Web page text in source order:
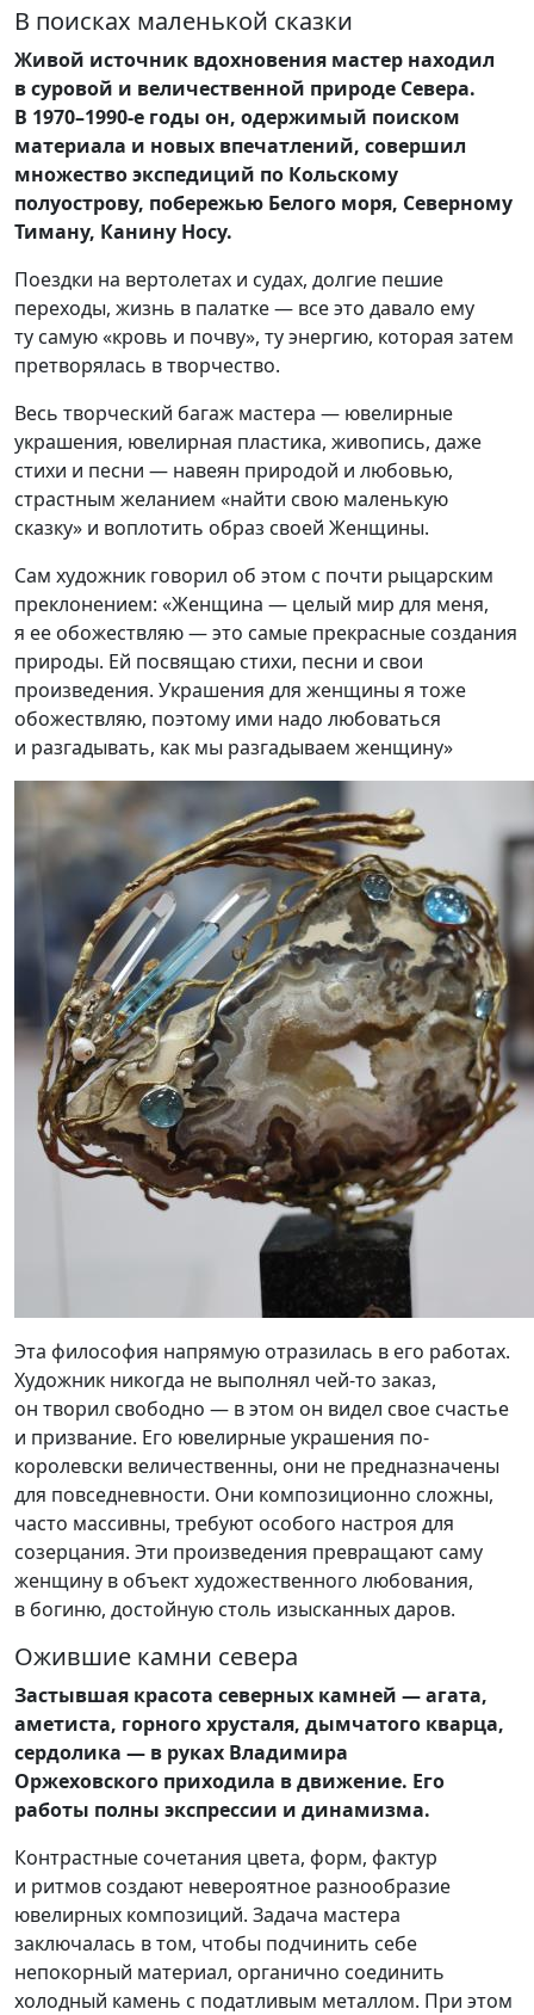
В поисках маленькой сказки
Живой источник вдохновения мастер находил
в суровой и величественной природе Севера.
В 1970–1990-е годы он, одержимый поиском
материала и новых впечатлений, совершил
множество экспедиций по Кольскому
полуострову, побережью Белого моря, Северному
Тиману, Канину Носу.
Поездки на вертолетах и судах, долгие пешие
переходы, жизнь в палатке — все это давало ему
ту самую «кровь и почву», ту энергию, которая затем
претворялась в творчество.
Весь творческий багаж мастера — ювелирные
украшения, ювелирная пластика, живопись, даже
стихи и песни — навеян природой и любовью,
страстным желанием «найти свою маленькую
сказку» и воплотить образ своей Женщины.
Сам художник говорил об этом с почти рыцарским
преклонением: «Женщина — целый мир для меня,
я ее обожествляю — это самые прекрасные создания
природы. Ей посвящаю стихи, песни и свои
произведения. Украшения для женщины я тоже
обожествляю, поэтому ими надо любоваться
и разгадывать, как мы разгадываем женщину»
Эта философия напрямую отразилась в его работах.
Художник никогда не выполнял чей-то заказ,
он творил свободно — в этом он видел свое счастье
и призвание. Его ювелирные украшения по-
королевски величественны, они не предназначены
для повседневности. Они композиционно сложны,
часто массивны, требуют особого настроя для
созерцания. Эти произведения превращают саму
женщину в объект художественного любования,
в богиню, достойную столь изысканных даров.
Ожившие камни севера
Застывшая красота северных камней — агата,
аметиста, горного хрусталя, дымчатого кварца,
сердолика — в руках Владимира
Оржеховского приходила в движение. Его
работы полны экспрессии и динамизма.
Контрастные сочетания цвета, форм, фактур
и ритмов создают невероятное разнообразие
ювелирных композиций. Задача мастера
заключалась в том, чтобы подчинить себе
непокорный материал, органично соединить
холодный камень с податливым металлом. При этом